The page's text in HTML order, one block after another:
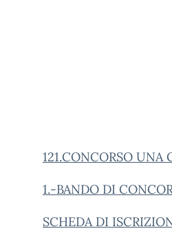
121.CONCORSO UNA
1.-BANDO DI
SCHEDA DI